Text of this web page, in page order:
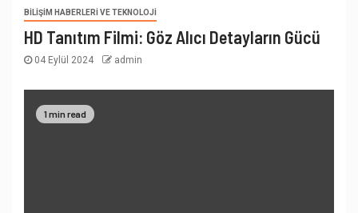
BILIŞIM HABERLERI VE TEKNOLOJI
HD Tanıtım Filmi: Göz Alıcı Detayların Gücü
04 Eylül 2024 admin
1 min read